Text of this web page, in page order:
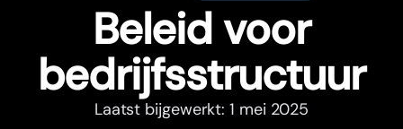
Beleid voor
bedrijfsstructuur
Laatst bijgewerkt: 1 mei 2025